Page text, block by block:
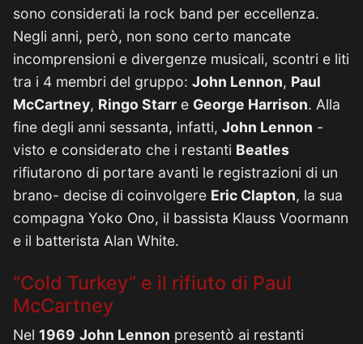
sono considerati la rock band per eccellenza.
Negli anni, però, non sono certo mancate
incomprensioni e divergenze musicali, scontri e liti
tra i 4 membri del gruppo: John Lennon, Paul
McCartney, Ringo Starr e George Harrison. Alla
fine degli anni sessanta, infatti, John Lennon -
visto e considerato che i restanti Beatles
rifiutarono di portare avanti le registrazioni di un
brano- decise di coinvolgere Eric Clapton, la sua
compagna Yoko Ono, il bassista Klauss Voormann
e il batterista Alan White.
“Cold Turkey” e il rifiuto di Paul
McCartney
Nel 1969 John Lennon presentò ai restanti